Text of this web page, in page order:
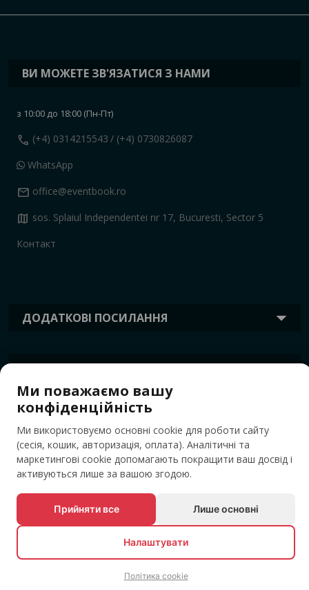
ДОДАТКОВІ ПОСИЛАННЯ
ІНФОРМАЦІЯ
ВИ МОЖЕТЕ ЗВ'ЯЗАТИСЯ З НАМИ
з 10:00 до 18:00 (Пн-Пт)
call (+4) 0314215543 / (+4) 0730826087
WhatsApp
mail office@eventbook.ro
map sos. Splaiul Independentei nr 17, Bucuresti, Sector 5
Контакт
ТЕГИ
© Усі права захищені EVENTBOOK SRL.
Ми поважаємо вашу
конфіденційність
Ми використовуємо основні cookie для роботи сайту
(сесія, кошик, авторизація, оплата). Аналітичні та
маркетингові cookie допомагають покращити ваш досвід і
активуються лише за вашою згодою.
Прийняти все Лише основні
Налаштувати
Політика cookie